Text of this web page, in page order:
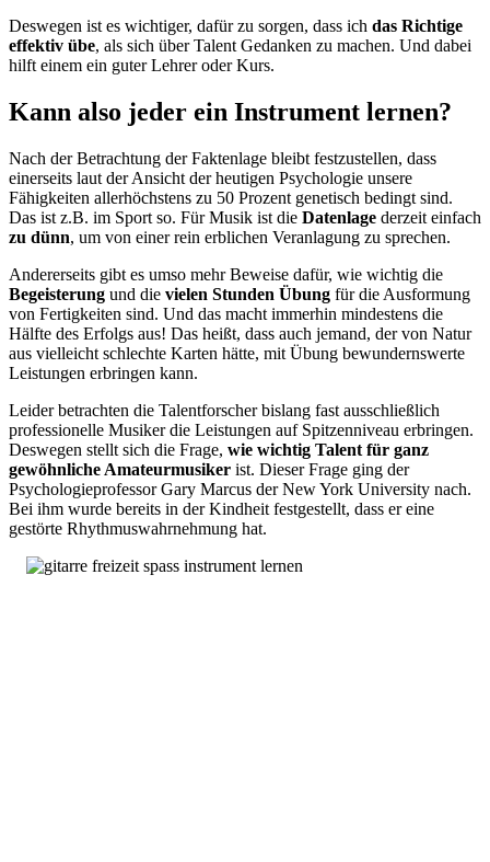
Deswegen ist es wichtiger, dafür zu sorgen, dass ich das Richtige
effektiv übe, als sich über Talent Gedanken zu machen. Und dabei
hilft einem ein guter Lehrer oder Kurs.
Kann also jeder ein Instrument lernen?
Nach der Betrachtung der Faktenlage bleibt festzustellen, dass
einerseits laut der Ansicht der heutigen Psychologie unsere
Fähigkeiten allerhöchstens zu 50 Prozent genetisch bedingt sind.
Das ist z.B. im Sport so. Für Musik ist die Datenlage derzeit einfach
zu dünn, um von einer rein erblichen Veranlagung zu sprechen.
Andererseits gibt es umso mehr Beweise dafür, wie wichtig die
Begeisterung und die vielen Stunden Übung für die Ausformung
von Fertigkeiten sind. Und das macht immerhin mindestens die
Hälfte des Erfolgs aus! Das heißt, dass auch jemand, der von Natur
aus vielleicht schlechte Karten hätte, mit Übung bewundernswerte
Leistungen erbringen kann.
Leider betrachten die Talentforscher bislang fast ausschließlich
professionelle Musiker die Leistungen auf Spitzenniveau erbringen.
Deswegen stellt sich die Frage, wie wichtig Talent für ganz
gewöhnliche Amateurmusiker ist. Dieser Frage ging der
Psychologieprofessor Gary Marcus der New York University nach.
Bei ihm wurde bereits in der Kindheit festgestellt, dass er eine
gestörte Rhythmuswahrnehmung hat.